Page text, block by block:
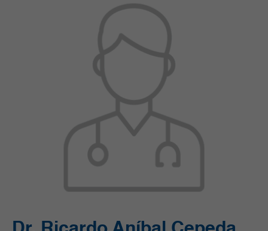
Ortopedia y Traumatología
Radiología e Imágenes Diagnósticas
Servicios Quirúrgicos
Servicios de Apoyo
Unidad de Cuidado Crítico Especializado
Unidad de Mama y Tumores de Tejidos Blandos
Urgencias